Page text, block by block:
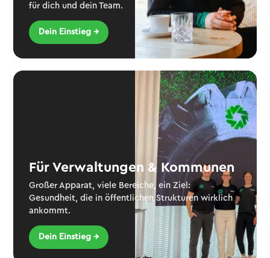
für dich und dein Team.
Dein Einstieg →
Für Verwaltungen & Kommunen
Großer Apparat, viele Bereiche, ein Ziel:
Gesundheit, die in öffentlichen Strukturen wirklich
ankommt.
Dein Einstieg →